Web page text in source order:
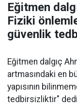
Eğitmen
Fiziki
güvenlik
Eğitmen dalgıç
artmasındaki en
yapısının
tedbirsizliktir"